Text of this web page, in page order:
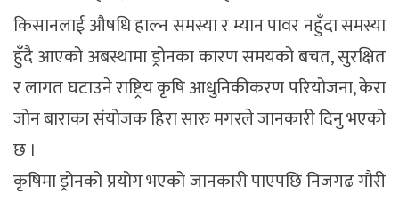
किसानलाई औषधि हाल्न समस्या र म्यान पावर नहुँदा समस्या
हुँदै आएको अबस्थामा ड्रोनका कारण समयको बचत, सुरक्षित
र लागत घटाउने राष्ट्रिय कृषि आधुनिकीकरण परियोजना, केरा
जोन बाराका संयोजक हिरा सारु मगरले जानकारी दिनु भएको
छ ।
कृषिमा ड्रोनको प्रयोग भएको जानकारी पाएपछि निजगढ गौरी